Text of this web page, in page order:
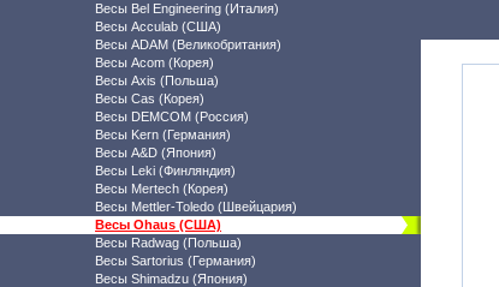
Весы Bel Engineering (Италия)
Весы Acculab (США)
Весы ADAM (Великобритания)
Весы Acom (Корея)
Весы Axis (Польша)
Весы Cas (Корея)
Весы DEMCOM (Россия)
Весы Kern (Германия)
Весы A&D (Япония)
Весы Leki (Финляндия)
Весы Mertech (Корея)
Весы Mettler-Toledo (Швейцария)
Весы Ohaus (США)
Весы Radwag (Польша)
Весы Sartorius (Германия)
Весы Shimadzu (Япония)